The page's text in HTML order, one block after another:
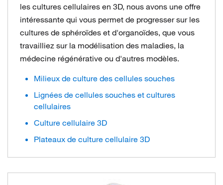
les cultures cellulaires en 3D, nous avons une offre
intéressante qui vous permet de progresser sur les
cultures de sphéroïdes et d'organoïdes, que vous
travailliez sur la modélisation des maladies, la
médecine régénérative ou d'autres modèles.
Milieux de culture des cellules souches
Lignées de cellules souches et cultures
cellulaires
Culture cellulaire 3D
Plateaux de culture cellulaire 3D